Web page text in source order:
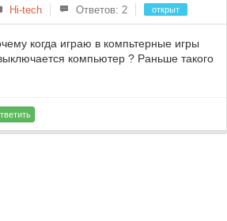
Hi-tech Ответов: 2 открыт
когда играю в компьтерные игры
компьютер ? Раньше такого